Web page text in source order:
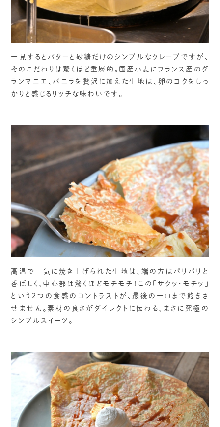
一見するとバターと砂糖だけのシンプルなクレープですが、
そのこだわりは驚くほど重層的。国産小麦にフランス産のグ
ランマニエ、バニラを贅沢に加えた生地は、卵のコクをしっ
かりと感じるリッチな味わいです。
高温で一気に焼き上げられた生地は、端の方はパリパリと
香ばしく、中心部は驚くほどモチモチ！この「サクッ・モチッ」
という2つの食感のコントラストが、最後の一口まで飽きさ
せません。素材の良さがダイレクトに伝わる、まさに究極の
シンプルスイーツ。